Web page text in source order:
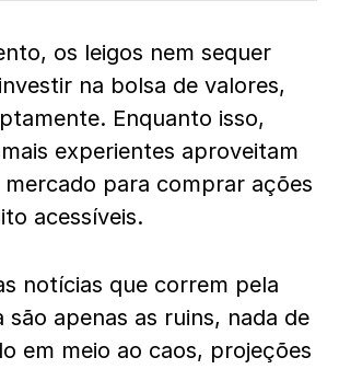
os leigos nem sequer
na bolsa de valores,
Enquanto isso,
experientes aproveitam
mercado para comprar ações
acessíveis.
notícias que correm pela
são apenas as ruins, nada de
em meio ao caos, projeções